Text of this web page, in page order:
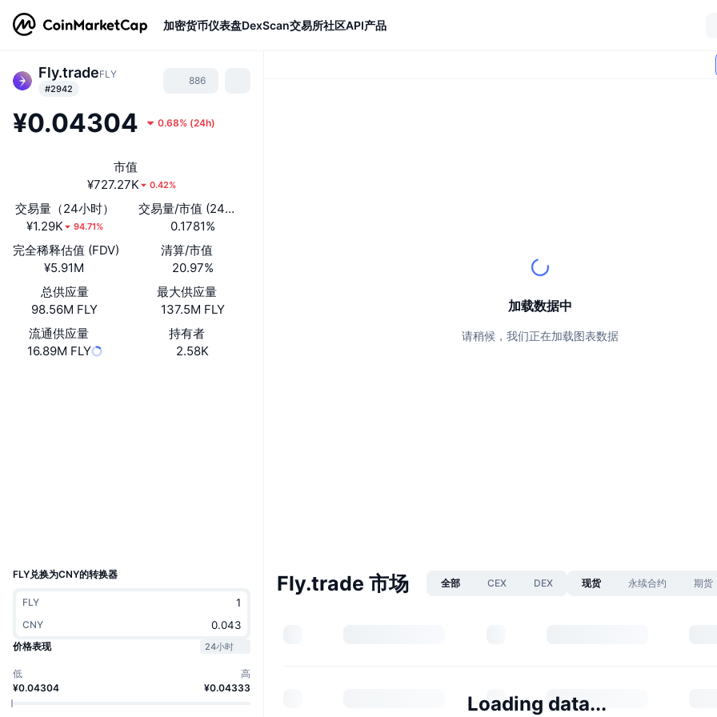
加密货币仪表盘DexScan交易所社区API产品
Fly.tradeFLY
#2942
886
¥0.04304 0.68% (24h)
市值
¥727.27K
0.42%
交易量（24小时）
¥1.29K
94.71%
交易量/市值 (24小时)
0.1781%
完全稀释估值 (FDV)
¥5.91M
清算/市值
20.97%
总供应量
98.56M FLY
最大供应量
137.5M FLY
流通供应量
16.89M FLY
持有者
2.58K
FLY兑换为CNY的转换器
FLY
CNY
价格表现
24小时
低
¥0.04304
高
¥0.04333
加载数据中
请稍候，我们正在加载图表数据
Fly.trade 市场 全部 CEX DEX 现货 永续合约 期货
Loading data...